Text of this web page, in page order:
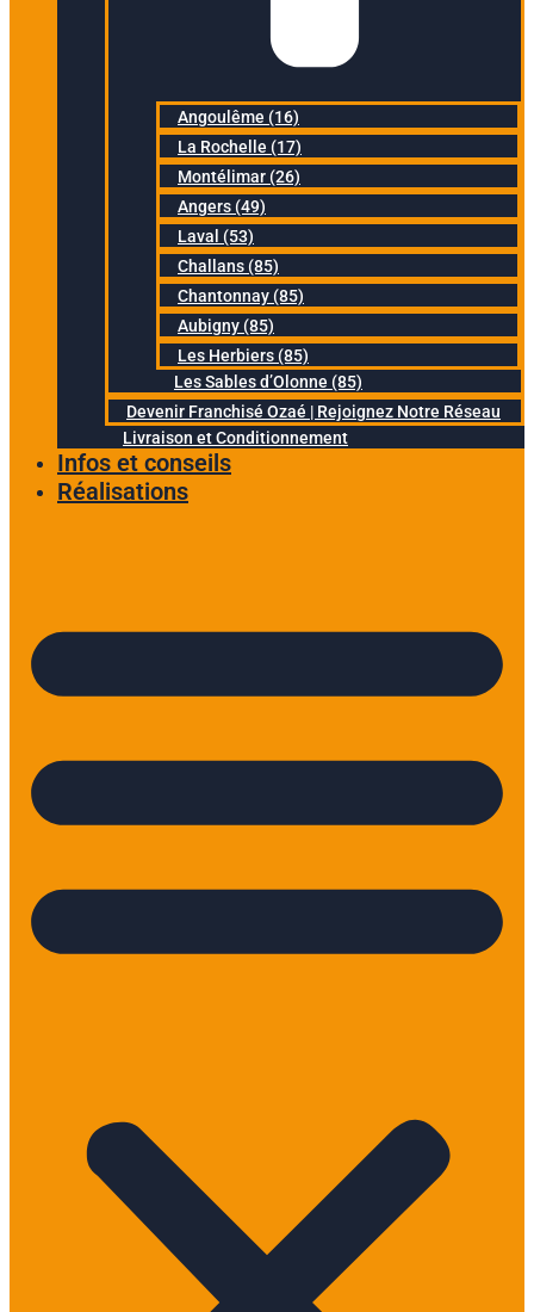
Angoulême (16)
La Rochelle (17)
Montélimar (26)
Angers (49)
Laval (53)
Challans (85)
Chantonnay (85)
Aubigny (85)
Les Herbiers (85)
Les Sables d’Olonne (85)
Devenir Franchisé Ozaé | Rejoignez Notre Réseau
Livraison et Conditionnement
Infos et conseils
Réalisations